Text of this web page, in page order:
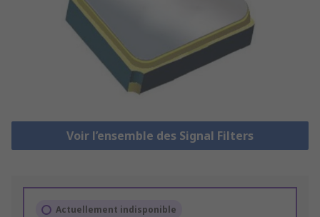
Voir l’ensemble des Signal Filters
Actuellement indisponible